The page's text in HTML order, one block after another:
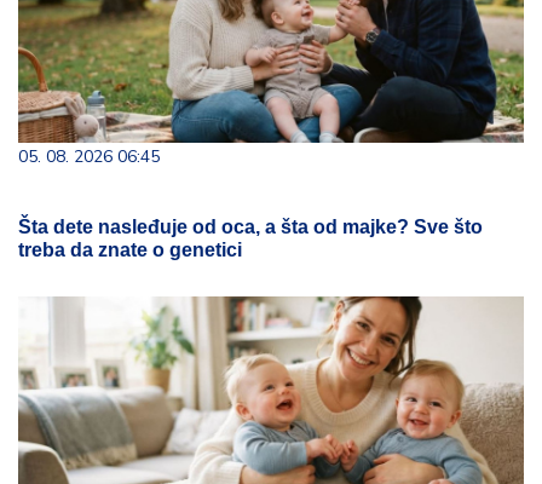
05. 08. 2026 06:45
Šta dete nasleđuje od oca, a šta od majke? Sve što
treba da znate o genetici